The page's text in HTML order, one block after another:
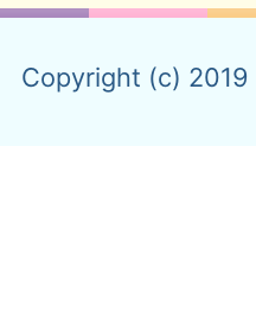
Copyright (c) 2019